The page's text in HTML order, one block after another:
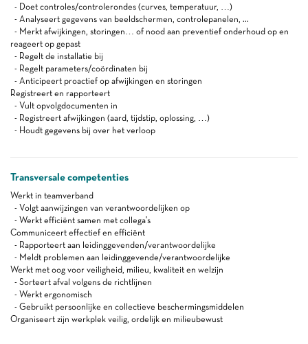
- Doet controles/controlerondes (curves, temperatuur, …)
- Analyseert gegevens van beeldschermen, controlepanelen, ...
- Merkt afwijkingen, storingen… of nood aan preventief onderhoud op en
reageert op gepast
- Regelt de installatie bij
- Regelt parameters/coördinaten bij
- Anticipeert proactief op afwijkingen en storingen
Registreert en rapporteert
- Vult opvolgdocumenten in
- Registreert afwijkingen (aard, tijdstip, oplossing, …)
- Houdt gegevens bij over het verloop
Transversale competenties
Werkt in teamverband
- Volgt aanwijzingen van verantwoordelijken op
- Werkt efficiënt samen met collega's
Communiceert effectief en efficiënt
- Rapporteert aan leidinggevenden/verantwoordelijke
- Meldt problemen aan leidinggevende/verantwoordelijke
Werkt met oog voor veiligheid, milieu, kwaliteit en welzijn
- Sorteert afval volgens de richtlijnen
- Werkt ergonomisch
- Gebruikt persoonlijke en collectieve beschermingsmiddelen
Organiseert zijn werkplek veilig, ordelijk en milieubewust